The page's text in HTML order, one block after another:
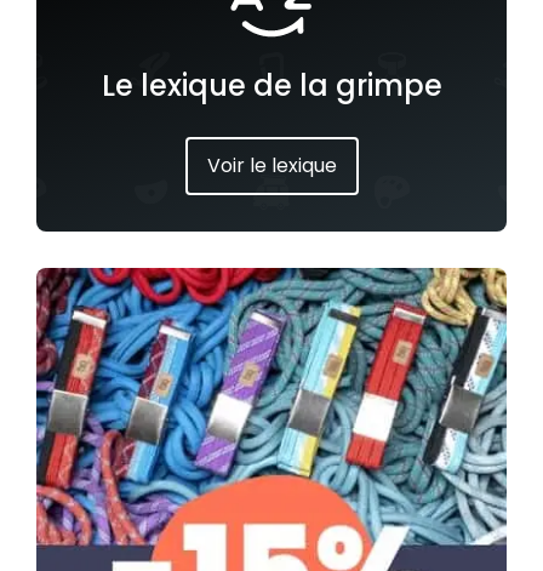
Le lexique de la grimpe
Voir le lexique